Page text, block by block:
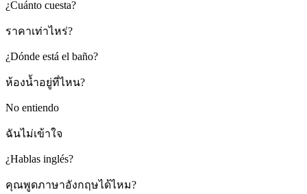
¿Cuánto cuesta?
ราคาเท่าไหร่?
¿Dónde está el baño?
ห้องน้ำอยู่ที่ไหน?
No entiendo
ฉันไม่เข้าใจ
¿Hablas inglés?
คุณพูดภาษาอังกฤษได้ไหม?